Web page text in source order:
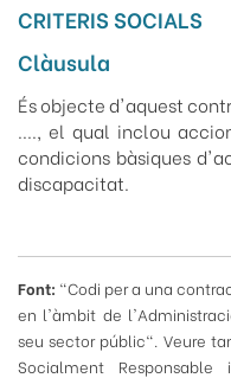
CRITERIS SOCIALS
Clàusula
És objecte d'aquest
...., el qual inclou
condicions bàsiques
discapacitat.
Font: "Codi per a una
en l'àmbit de
seu sector públic". Veure
Socialment